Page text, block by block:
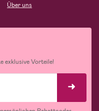
Über uns
exklusive Vorteile!